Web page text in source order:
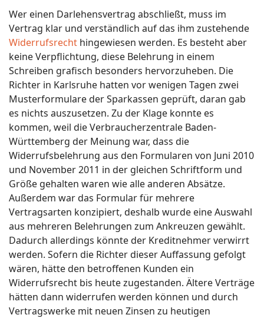
Wer einen Darlehensvertrag abschließt, muss im
Vertrag klar und verständlich auf das ihm zustehende
Widerrufsrecht hingewiesen werden. Es besteht aber
keine Verpflichtung, diese Belehrung in einem
Schreiben grafisch besonders hervorzuheben. Die
Richter in Karlsruhe hatten vor wenigen Tagen zwei
Musterformulare der Sparkassen geprüft, daran gab
es nichts auszusetzen. Zu der Klage konnte es
kommen, weil die Verbraucherzentrale Baden-
Württemberg der Meinung war, dass die
Widerrufsbelehrung aus den Formularen von Juni 2010
und November 2011 in der gleichen Schriftform und
Größe gehalten waren wie alle anderen Absätze.
Außerdem war das Formular für mehrere
Vertragsarten konzipiert, deshalb wurde eine Auswahl
aus mehreren Belehrungen zum Ankreuzen gewählt.
Dadurch allerdings könnte der Kreditnehmer verwirrt
werden. Sofern die Richter dieser Auffassung gefolgt
wären, hätte den betroffenen Kunden ein
Widerrufsrecht bis heute zugestanden. Ältere Verträge
hätten dann widerrufen werden können und durch
Vertragswerke mit neuen Zinsen zu heutigen